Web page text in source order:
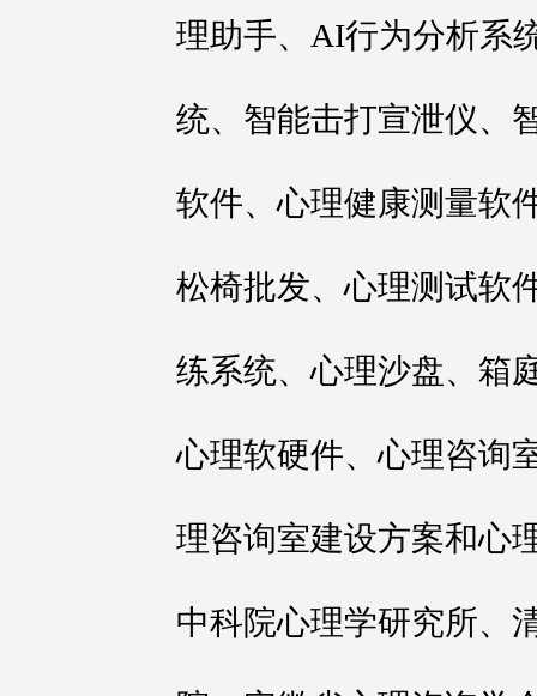
理助手、AI行为分析系
统、智能击打宣泄仪、
软件、心理健康测量软
松椅批发、心理测试软
练系统、心理沙盘、箱
心理软硬件、心理咨询
理咨询室建设方案和心
中科院心理学研究所、